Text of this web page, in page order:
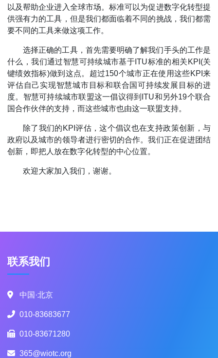
以及帮助企业进入全球市场。标准可以为促进数字化转型提
供强有力的工具，但是我们都面临着不同的挑战，我们都需
要不同的工具来做这项工作。
选择正确的工具，首先需要明确了解我们手头的工作是
什么，我们通过智慧可持续城市基于ITU标准的相关KPI(关
键绩效指标)做到这点。超过150个城市正在使用这些KPI来
评估自己实现智慧城市目标和联合国可持续发展目标的进
度。智慧可持续城市联盟这一倡议得到ITU和另外19个联合
国合作伙伴的支持，而这些城市也由这一联盟支持。
除了我们的KPI评估，这个倡议也在支持政策创新，与
政府以及城市的领导者进行密切的合作。我们正在促进团结
创新，即把人放在数字化转型的中心位置。
欢迎大家加入我们，谢谢。
联系我们
中国·北京
010-83683677
010-83671280
365@wiotc.org